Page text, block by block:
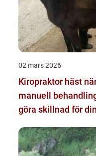
02 mars 2026
Kiropraktor häst när
manuell
göra skillnad för